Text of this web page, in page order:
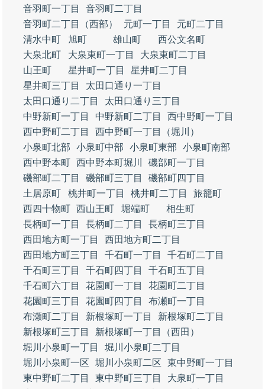
音羽町一丁目
音羽町二丁目
音羽町二丁目（西部）
元町一丁目
元町二丁目
清水中町
旭町 雄山町
西公文名町
大泉北町
大泉東町一丁目
大泉東町二丁目
山王町
星井町一丁目
星井町二丁目
星井町三丁目
太田口通り一丁目
太田口通り二丁目
太田口通り三丁目
中野新町一丁目
中野新町二丁目
西中野町一丁目
西中野町二丁目
西中野町一丁目（堀川）
小泉町北部
小泉町中部 小泉町東部
小泉町南部
西中野本町 西中野本町堀川
磯部町一丁目
磯部町二丁目
磯部町三丁目
磯部町四丁目
土居原町
桃井町一丁目 桃井町二丁目
旅籠町
西四十物町 西山王町 堀端町
相生町
長柄町一丁目
長柄町二丁目
長柄町三丁目
西田地方町一丁目
西田地方町二丁目
西田地方町三丁目
千石町一丁目
千石町二丁目
千石町三丁目
千石町四丁目
千石町五丁目
千石町六丁目
花園町一丁目
花園町二丁目
花園町三丁目
花園町四丁目
布瀬町一丁目
布瀬町二丁目
新根塚町一丁目
新根塚町二丁目
新根塚町三丁目
新根塚町一丁目（西田）
堀川小泉町一丁目
堀川小泉町二丁目
堀川小泉町一区
堀川小泉町二区
東中野町一丁目
東中野町二丁目
東中野町三丁目
大泉町一丁目